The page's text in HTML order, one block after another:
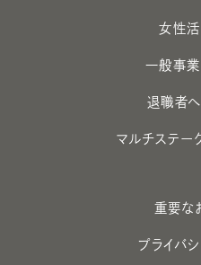
女性
一般事
退職者
マルチステー
重要な
プライバ